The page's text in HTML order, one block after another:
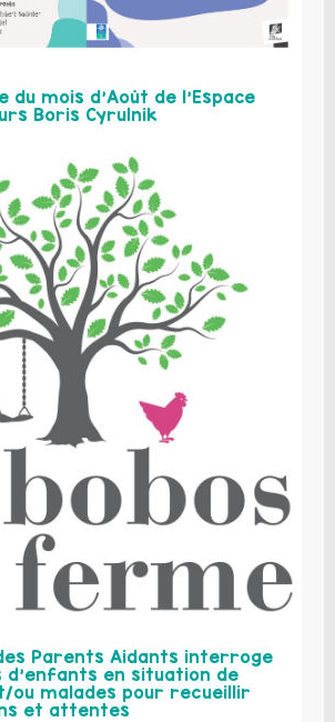
du mois d’Août de l’Espace
Boris Cyrulnik
Parents Aidants interroge
d’enfants en situation de
ou malades pour recueillir
et attentes